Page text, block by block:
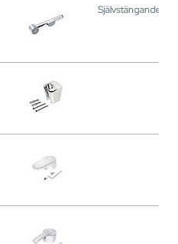
Självstängande